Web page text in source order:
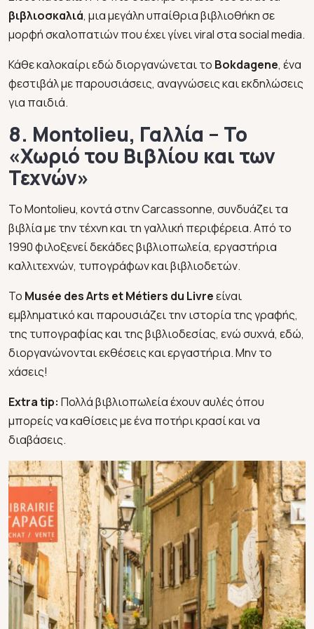
βιβλιοσκαλιά, μια μεγάλη υπαίθρια βιβλιοθήκη σε
μορφή σκαλοπατιών που έχει γίνει viral στα social media.
Κάθε καλοκαίρι εδώ διοργανώνεται το Bokdagene, ένα
φεστιβάλ με παρουσιάσεις, αναγνώσεις και εκδηλώσεις
για παιδιά.
8. Montolieu, Γαλλία – Το
«Χωριό του Βιβλίου και των
Τεχνών»
Το Montolieu, κοντά στην Carcassonne, συνδυάζει τα
βιβλία με την τέχνη και τη γαλλική περιφέρεια. Από το
1990 φιλοξενεί δεκάδες βιβλιοπωλεία, εργαστήρια
καλλιτεχνών, τυπογράφων και βιβλιοδετών.
Το Musée des Arts et Métiers du Livreείναι
εμβληματικό και παρουσιάζει την ιστορία της γραφής,
της τυπογραφίας και της βιβλιοδεσίας, ενώ συχνά, εδώ,
διοργανώνονται εκθέσεις και εργαστήρια. Μην το
χάσεις!
Extra tip: Πολλά βιβλιοπωλεία έχουν αυλές όπου
μπορείς να καθίσεις με ένα ποτήρι κρασί και να
διαβάσεις.